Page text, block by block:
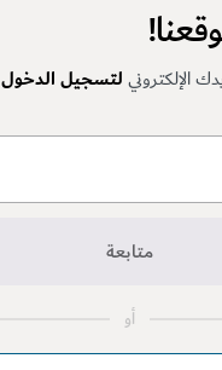
الإلكترونيلتسجيل الدخول
متابعة
أو